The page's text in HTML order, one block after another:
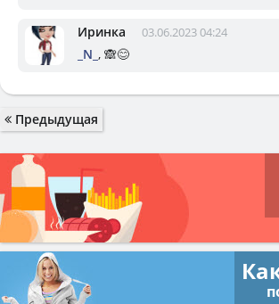
Иринка 03.06.2023 04:24
_N_ , 🙈😊
Предыдущая